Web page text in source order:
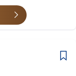
と使用提案ができるよ